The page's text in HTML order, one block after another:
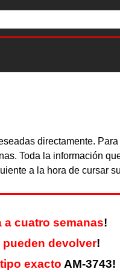
directamente.
Toda la información
a la hora de cursar
a cuatro semanas!
pueden devolver!
exacto AM-3743!